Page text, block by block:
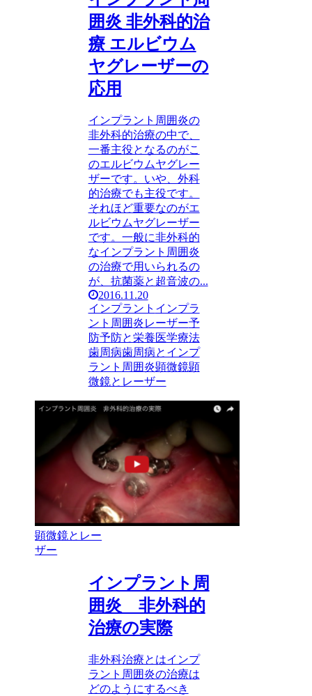
囲炎 非外科的治
療 エルビウム
ヤグレーザーの
応用
インプラント周囲炎の
非外科的治療の中で、
一番主役となるのがこ
のエルビウムヤグレー
ザーです。いや、外科
的治療でも主役です。
それほど重要なのがエ
ルビウムヤグレーザー
です。一般に非外科的
なインプラント周囲炎
の治療で用いられるの
が、抗菌薬と超音波の...
2016.11.20
インプラント インプラ
ント周囲炎レーザー予
防予防と栄養医学療法
歯周病歯周病とインプ
ラント周囲炎顕微鏡顕
微鏡とレーザー
顕微鏡とレー
ザー
インプラント周
囲炎 非外科的
治療の実際
非外科治療とはインプ
ラント周囲炎の治療は
どのようにするべき